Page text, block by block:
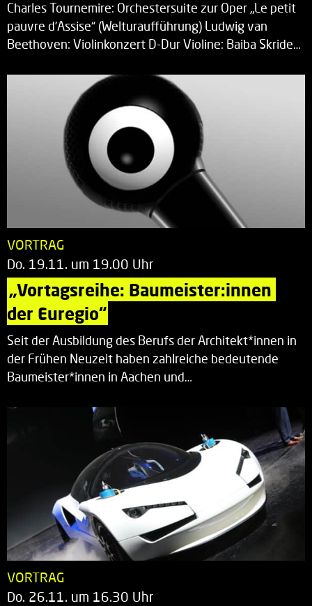
Charles Tournemire: Orchestersuite zur Oper „Le petit
pauvre d’Assise“ (Welturaufführung) Ludwig van
Beethoven: Violinkonzert D-Dur Violine: Baiba Skride…
VORTRAG
Do. 19.11. um 19.00 Uhr
„Vortagsreihe: Baumeister:innen
der Euregio“
Seit der Ausbildung des Berufs der Architekt*innen in
der Frühen Neuzeit haben zahlreiche bedeutende
Baumeister*innen in Aachen und…
VORTRAG
Do. 26.11. um 16.30 Uhr